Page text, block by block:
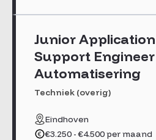
Junior
Support
Automatisering
Techniek (overig)
Eindhoven
€3.250 - €4.500 per maand